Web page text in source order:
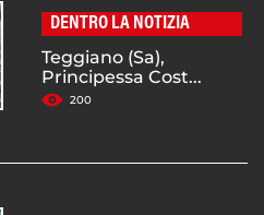
DENTRO LA NOTIZIA
Teggiano (Sa),
Principessa Cost...
200